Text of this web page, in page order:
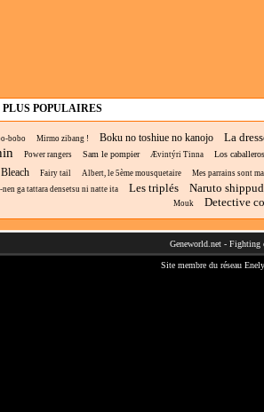
POPULAIRES
bobo Mirmo zibang ! Boku no toshiue no kanojo La
Power rangers Sam le pompier Ævintýri Tinna Los
Bleach Fairy tail Albert, le 5ème mousquetaire
Mes parrains sont
ga tattara densetsu ni natte ita
Les triplés Naruto
Mouk Detective
Geneworld.net - Fighting
Site membre du réseau